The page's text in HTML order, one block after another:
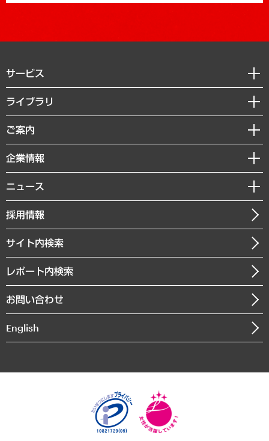
サービス
経営戦略
組織・人事戦略
デジタルイノベーション
共生・ダイバーシティ
GRC（ガバナンス・リスク・コンプライアンス）・防災（政策）
経済・産業・雇用・労働
まちづくり・観光・交通・スポーツ・スマートシティ
自然資源・農林水産業・食料システム
ライブラリ
経済調査
レポート
コラム
経営用語集
受託・受注実績（官公庁関連）
メディア掲載・出演
ご案内
セミナー・イベント情報
MUFGビジネスセミナー
受託案件情報
企業情報
私たちの想い
社長メッセージ
会社概要
沿革
組織図・本部部室紹介
インドネシア現地法人
個人情報保護方針
ニュース
ニュースリリース
お知らせ
採用情報
サイト内検索
レポート内検索
お問い合わせ
English